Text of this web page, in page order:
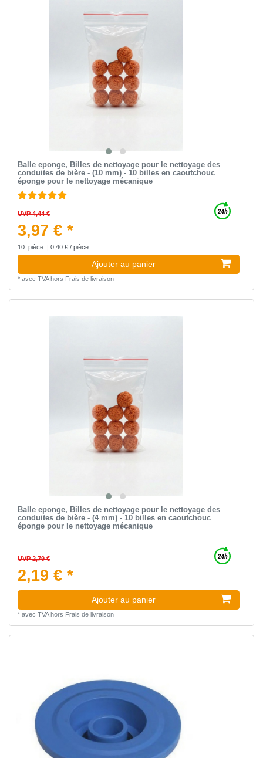
Balle eponge, Billes de nettoyage pour le nettoyage des
conduites de bière - (10 mm) - 10 billes en caoutchouc
éponge pour le nettoyage mécanique
UVP 4,44 €
3,97 € *
10 pièce | 0,40 € / pièce
Ajouter au panier
* avec TVAhors Frais de livraison
Balle eponge, Billes de nettoyage pour le nettoyage des
conduites de bière - (4 mm) - 10 billes en caoutchouc
éponge pour le nettoyage mécanique
UVP 2,79 €
2,19 € *
Ajouter au panier
* avec TVAhors Frais de livraison